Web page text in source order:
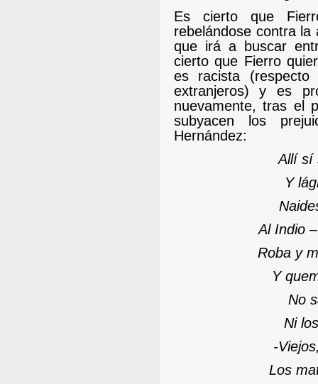
Es cierto que
rebelándose contra la
que irá a buscar
cierto que Fierro
es racista
extranjeros) y es
nuevamente, tras el
subyacen los
Hernández:
Allí sí
Y
Al Indio
Roba y
Y
No
Ni
-
Los